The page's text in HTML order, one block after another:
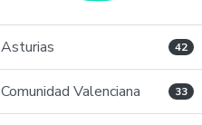
Asturias 42
Comunidad Valenciana 33